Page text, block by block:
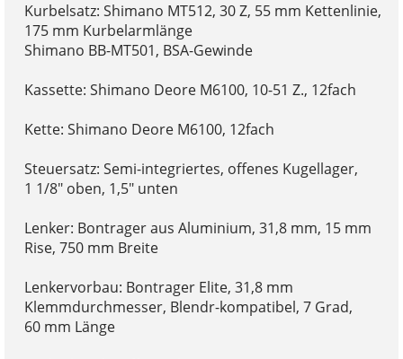
Kurbelsatz: Shimano MT512, 30 Z, 55 mm Kettenlinie,
175 mm Kurbelarmlänge
Shimano BB-MT501, BSA-Gewinde
Kassette: Shimano Deore M6100, 10-51 Z., 12fach
Kette: Shimano Deore M6100, 12fach
Steuersatz: Semi-integriertes, offenes Kugellager,
1 1/8" oben, 1,5" unten
Lenker: Bontrager aus Aluminium, 31,8 mm, 15 mm
Rise, 750 mm Breite
Lenkervorbau: Bontrager Elite, 31,8 mm
Klemmdurchmesser, Blendr-kompatibel, 7 Grad,
60 mm Länge